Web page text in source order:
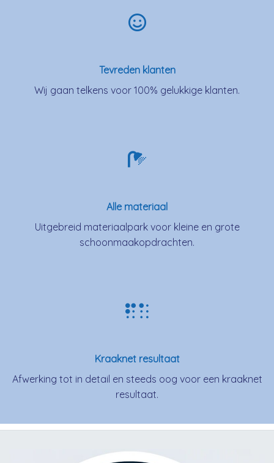
Tevreden klanten
Wij gaan telkens voor 100% gelukkige klanten.
Alle materiaal
Uitgebreid materiaalpark voor kleine en grote
schoonmaakopdrachten.
Kraaknet resultaat
Afwerking tot in detail en steeds oog voor een kraaknet
resultaat.